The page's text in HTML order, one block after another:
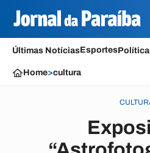
Últimas NotíciasEsportesPolítica
Home>cultura